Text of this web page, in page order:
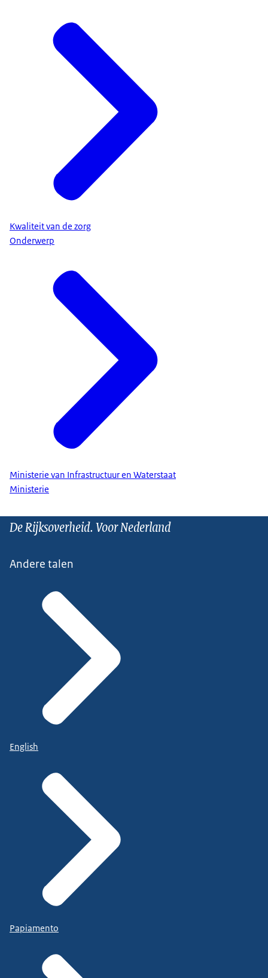
Kwaliteit van de zorg
Onderwerp
Ministerie van Infrastructuur en Waterstaat
Ministerie
De Rijksoverheid. Voor Nederland
Andere talen
English
Papiamento